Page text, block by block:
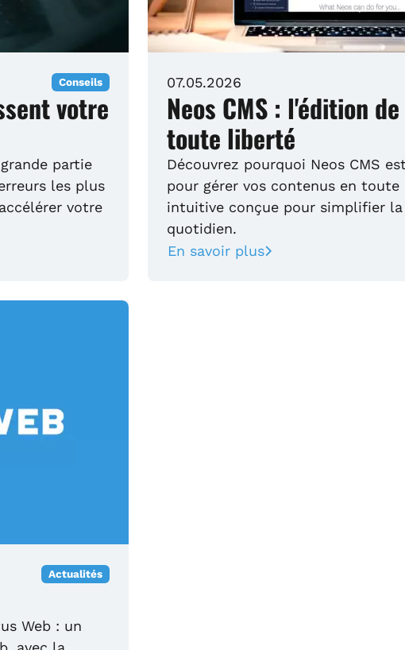
Conseils
votre
partie
les plus
votre
07.05.2026
Neos CMS : l'édition
toute liberté
Découvrez pourquoi Neos CMS
pour gérer vos contenus en
intuitive conçue pour simplifier la
quotidien.
En savoir plus
Actualités
Web : un